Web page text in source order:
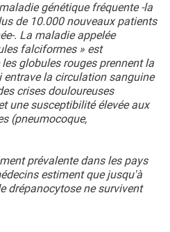
génétique fréquente -la
de 10.000 nouveaux patients
. La maladie appelée
falciformes » est
globules rouges prennent la
entrave la circulation sanguine
crises douloureuses
une susceptibilité élevée aux
(pneumocoque,
prévalente dans les pays
estiment que jusqu'à
drépanocytose ne survivent